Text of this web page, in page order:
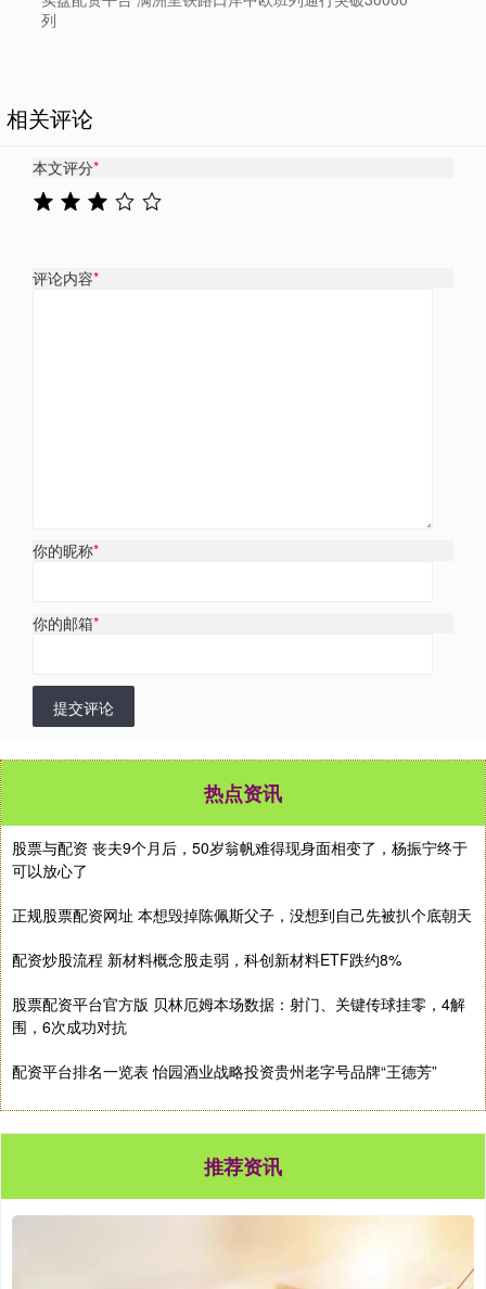
列
相关评论
本文评分*
评论内容*
你的昵称*
你的邮箱*
提交评论
热点资讯
股票与配资 丧夫9个月后，50岁翁帆难得现身面相变了，杨振宁终于
可以放心了
正规股票配资网址 本想毁掉陈佩斯父子，没想到自己先被扒个底朝天
配资炒股流程 新材料概念股走弱，科创新材料ETF跌约8%
股票配资平台官方版 贝林厄姆本场数据：射门、关键传球挂零，4解
围，6次成功对抗
配资平台排名一览表 怡园酒业战略投资贵州老字号品牌“王德芳”
推荐资讯